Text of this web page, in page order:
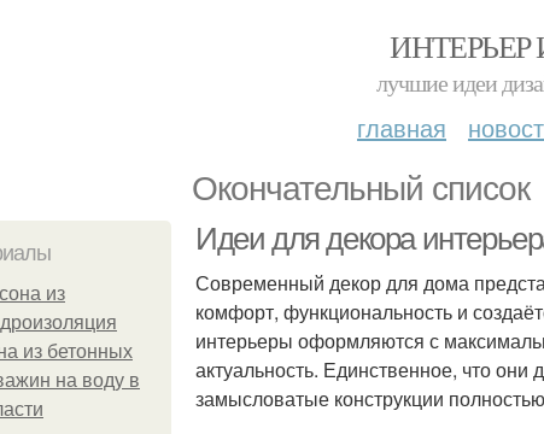
ИНТЕРЬЕР
лучшие идеи
главная
Окончательный список
из
из бетонных
на воду в
Идеи для декора
Современный декор для дома
комфорт, функциональность и
интерьеры оформляются с
актуальность. Единственное, что
замысловатые конструкции